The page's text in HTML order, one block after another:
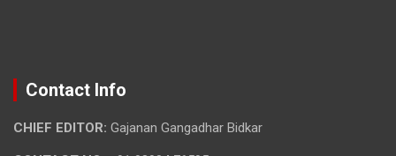
Contact Info
CHIEF EDITOR: Gajanan Gangadhar Bidkar